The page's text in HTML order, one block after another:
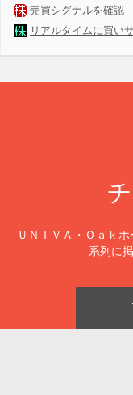
売買シグナルを確認
リアルタイムに買い
ＵＮＩＶＡ・Ｏａｋ
系列に